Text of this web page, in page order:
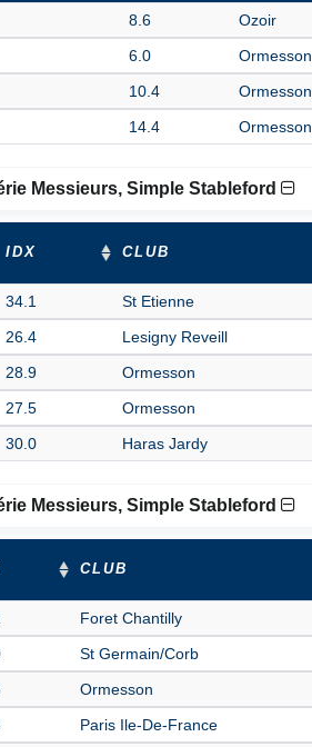
8.6 Ozoir
6.0 Ormesson
10.4 Ormesson
14.4 Ormesson
Messieurs, Simple Stableford
IDX CLUB
34.1 St Etienne
26.4 Lesigny Reveill
28.9 Ormesson
27.5 Ormesson
30.0 Haras Jardy
Messieurs, Simple Stableford
CLUB
Foret Chantilly
St Germain/Corb
Ormesson
Paris Ile-De-France